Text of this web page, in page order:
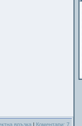
връзка Коментари: 7